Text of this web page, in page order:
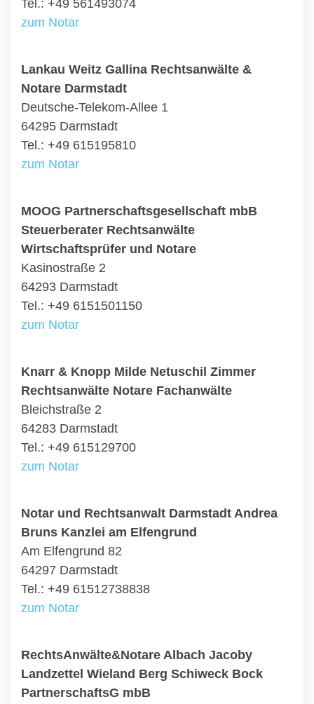
Tel.: +49 561493074
zum Notar
Lankau Weitz Gallina Rechtsanwälte &
Notare Darmstadt
Deutsche-Telekom-Allee 1
64295 Darmstadt
Tel.: +49 615195810
zum Notar
MOOG Partnerschaftsgesellschaft mbB
Steuerberater Rechtsanwälte
Wirtschaftsprüfer und Notare
Kasinostraße 2
64293 Darmstadt
Tel.: +49 6151501150
zum Notar
Knarr & Knopp Milde Netuschil Zimmer
Rechtsanwälte Notare Fachanwälte
Bleichstraße 2
64283 Darmstadt
Tel.: +49 615129700
zum Notar
Notar und Rechtsanwalt Darmstadt Andrea
Bruns Kanzlei am Elfengrund
Am Elfengrund 82
64297 Darmstadt
Tel.: +49 61512738838
zum Notar
RechtsAnwälte&Notare Albach Jacoby
Landzettel Wieland Berg Schiweck Bock
PartnerschaftsG mbB